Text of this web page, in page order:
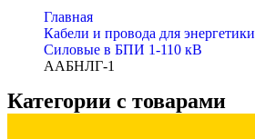
Главная
Кабели и провода для энергетики
Cиловые в БПИ 1-110 кВ
ААБНЛГ-1
Категории с товарами